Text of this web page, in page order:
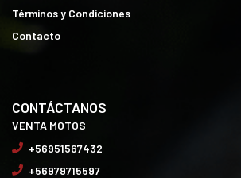
Términos y Condiciones
Contacto
CONTÁCTANOS
VENTA MOTOS
+56951567432
+56979715597